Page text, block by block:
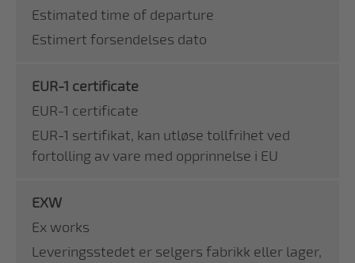
Estimated time of departure
Estimert forsendelses dato
EUR-1 certificate
EUR-1 certificate
EUR-1 sertifikat, kan utløse tollfrihet ved
fortolling av vare med opprinnelse i EU
EXW
Ex works
Leveringsstedet er selgers fabrikk eller lager,